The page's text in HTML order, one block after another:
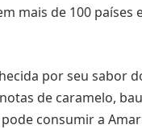
mais de 100 países
por seu sabor
de caramelo,
consumir a